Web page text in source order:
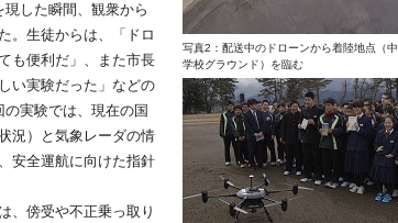
写真2：配送中のドローンから着陸地点（中
学校グラウンド）を臨む
現した瞬間、観衆から
。生徒からは、「ドロ
も便利だ」、また市長
い実験だった」などの
実験では、現在の国
況）と気象レーダの情
安全運航に向けた指針
、傍受や不正乗っ取り